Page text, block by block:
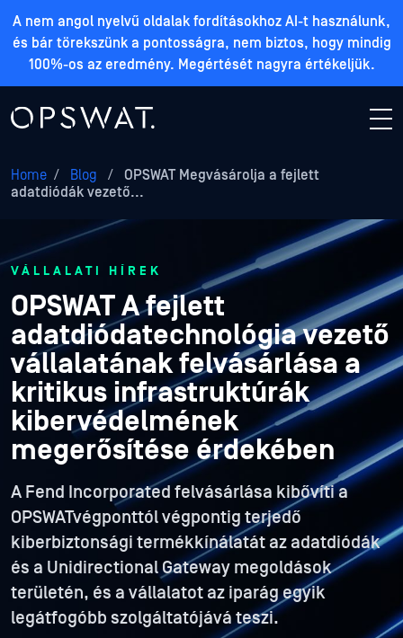
A nem angol nyelvű oldalak fordításokhoz AI-t használunk,
és bár törekszünk a pontosságra, nem biztos, hogy mindig
100%-os az eredmény. Megértését nagyra értékeljük.
Home / Blog /
OPSWAT Megvásárolja a fejlett
adatdiódák vezető...
VÁLLALATI HÍREK
OPSWAT A fejlett
adatdiódatechnológia vezető
vállalatának felvásárlása a
kritikus infrastruktúrák
kibervédelmének
megerősítése érdekében
A Fend Incorporated felvásárlása kibővíti a
OPSWATvégponttól végpontig terjedő
kiberbiztonsági termékkínálatát az adatdiódák
és a Unidirectional Gateway megoldások
területén, és a vállalatot az iparág egyik
legátfogóbb szolgáltatójává teszi.